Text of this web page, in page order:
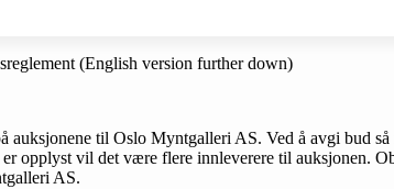
(English version further down)
auksjonene til Oslo Myntgalleri AS. Ved å avgi bud
opplyst vil det være flere innleverere til auksjonen.
AS.